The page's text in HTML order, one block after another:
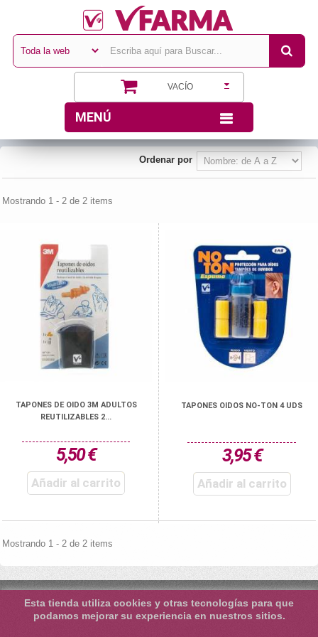
VACÍO
MENÚ
Ordenar por
Mostrando 1 - 2 de 2 items
TAPONES DE OIDO 3M ADULTOS
REUTILIZABLES 2...
5,50 €
Añadir al carrito
TAPONES OIDOS NO-TON 4 UDS
3,95 €
Añadir al carrito
Mostrando 1 - 2 de 2 items
Esta tienda utiliza cookies y otras tecnologías para que
podamos mejorar su experiencia en nuestros sitios.